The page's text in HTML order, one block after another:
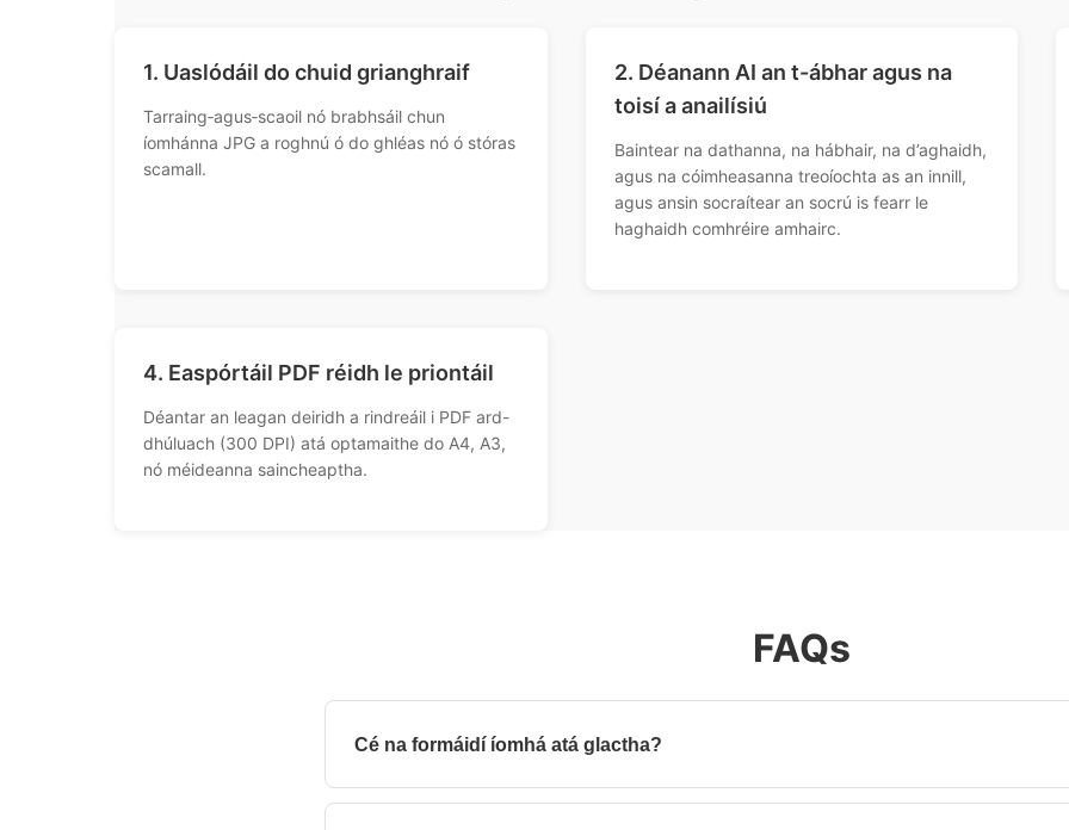
1. Uaslódáil do chuid grianghraif
Tarraing‑agus‑scaoil nó brabhsáil chun
íomhánna JPG a roghnú ó do ghléas nó ó stóras
scamall.
2. Déanann AI an t-ábhar agus na
toisí a anailísiú
Baintear na dathanna, na hábhair, na d’aghaidh,
agus na cóimheasanna treoíochta as an innill,
agus ansin socraítear an socrú is fearr le
haghaidh comhréire amhairc.
4. Easpórtáil PDF réidh le priontáil
Déantar an leagan deiridh a rindreáil i PDF ard-
dhúluach (300 DPI) atá optamaithe do A4, A3,
nó méideanna saincheaptha.
FAQs
Cé na formáidí íomhá atá glactha?
Tá JPG agus JPEG tacaithe go hiomlán; glacadh le comhaid PNG agus tiontú siad go JPG le